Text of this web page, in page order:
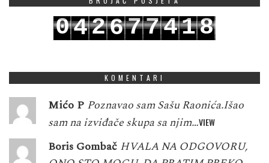
042677418
KOMENTARI
Mićo P Poznavao sam Sašu Raonića.Išao
sam na izviđače skupa sa njim…VIEW
Boris Gombač HVALA NA ODGOVORU,